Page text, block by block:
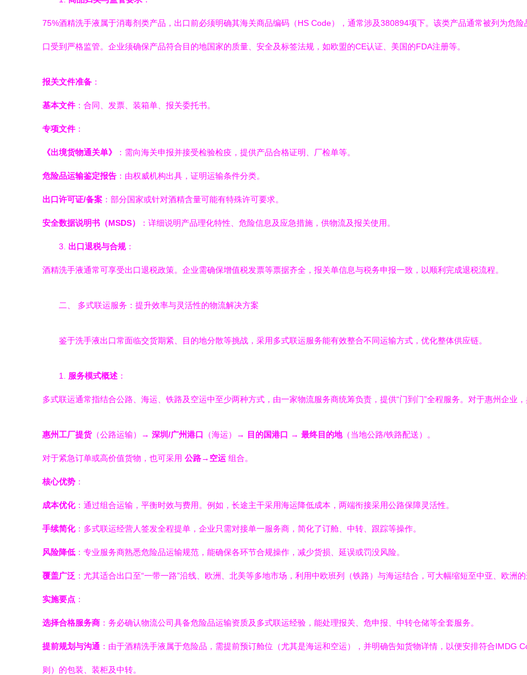
75%酒精洗手液属于消毒剂类产品，出口前必须明确其海关商品编码（HS Code），通常涉及380894项下。该类产品通常被列为危
口受到严格监管。企业须确保产品符合目的地国家的质量、安全及标签法规，如欧盟的CE认证、美国的FDA注册等。
报关文件准备 ：
基本文件：合同、发票、装箱单、报关委托书。
专项文件：
《出境货物通关单》 ：需向海关申报并接受检验检疫，提供产品合格证明、厂检单等。
危险品运输鉴定报告 ：由权威机构出具，证明运输条件分类。
出口许可证/备案 ：部分国家或针对酒精含量可能有特殊许可要求。
安全数据说明书（MSDS） ：详细说明产品理化特性、危险信息及应急措施，供物流及报关使用。
3. 出口退税与合规：
酒精洗手液通常可享受出口退税政策。企业需确保增值税发票等票据齐全，报关单信息与税务申报一致，以顺利完成退税流程。
二、 多式联运服务：提升效率与灵活性的物流解决方案
鉴于洗手液出口常面临交货期紧、目的地分散等挑战，采用多式联运服务能有效整合不同运输方式，优化整体供应链。
1. 服务模式概述 ：
多式联运通常指结合公路、海运、铁路及空运中至少两种方式，由一家物流服务商统筹负责，提供“门到门”全程服务。对于惠州企业，
惠州工厂提货（公路运输）→ 深圳/广州港口 （海运）→ 目的国港口 → 最终目的地（当地公路/铁路配送）。
对于紧急订单或高价值货物，也可采用 公路→空运 组合。
核心优势 ：
成本优化：通过组合运输，平衡时效与费用。例如，长途主干采用海运降低成本，两端衔接采用公路保障灵活性。
手续简化：多式联运经营人签发全程提单，企业只需对接单一服务商，简化了订舱、中转、跟踪等操作。
风险降低 ：专业服务商熟悉危险品运输规范，能确保各环节合规操作，减少货损、延误或罚没风险。
覆盖广泛 ：尤其适合出口至“一带一路”沿线、欧洲、北美等多地市场，利用中欧班列（铁路）与海运结合，可大幅缩短至中亚、欧洲的
实施要点 ：
选择合格服务商 ：务必确认物流公司具备危险品运输资质及多式联运经验，能处理报关、危申报、中转仓储等全套服务。
提前规划与沟通 ：由于酒精洗手液属于危险品，需提前预订舱位（尤其是海运和空运），并明确告知货物详情，以便安排符合IMDG
则）的包装、装柜及中转。